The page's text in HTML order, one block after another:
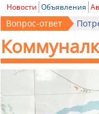
Новости Объявления
Вопрос-ответ